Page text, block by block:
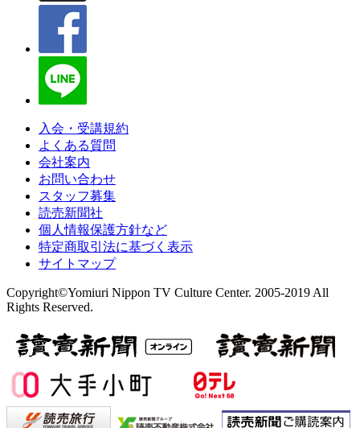
入会・受講規約
よくある質問
会社案内
お問い合わせ
スタッフ募集
読売新聞社
個人情報保護方針など
特定商取引法に基づく表示
サイトマップ
Copyright©Yomiuri Nippon TV Culture Center. 2005-2019 All
Rights Reserved.